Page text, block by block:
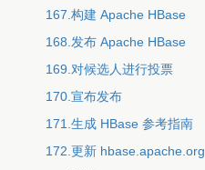
167.构建 Apache HBase
168.发布 Apache HBase
169.对候选人进行投票
170.宣布发布
171.生成 HBase 参考指南
172.更新 hbase.apache.org